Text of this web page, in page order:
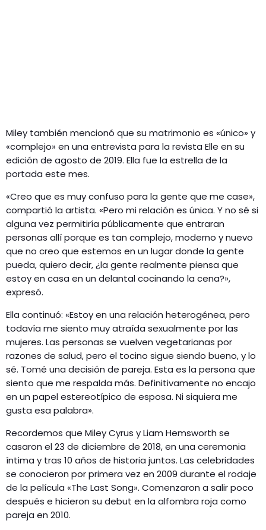
Miley también mencionó que su matrimonio es «único» y
«complejo» en una entrevista para la revista Elle en su
edición de agosto de 2019. Ella fue la estrella de la
portada este mes.
«Creo que es muy confuso para la gente que me case»,
compartió la artista. «Pero mi relación es única. Y no sé si
alguna vez permitiría públicamente que entraran
personas allí porque es tan complejo, moderno y nuevo
que no creo que estemos en un lugar donde la gente
pueda, quiero decir, ¿la gente realmente piensa que
estoy en casa en un delantal cocinando la cena?»,
expresó.
Ella continuó: «Estoy en una relación heterogénea, pero
todavía me siento muy atraída sexualmente por las
mujeres. Las personas se vuelven vegetarianas por
razones de salud, pero el tocino sigue siendo bueno, y lo
sé. Tomé una decisión de pareja. Esta es la persona que
siento que me respalda más. Definitivamente no encajo
en un papel estereotípico de esposa. Ni siquiera me
gusta esa palabra».
Recordemos que Miley Cyrus y Liam Hemsworth se
casaron el 23 de diciembre de 2018, en una ceremonia
íntima y tras 10 años de historia juntos. Las celebridades
se conocieron por primera vez en 2009 durante el rodaje
de la película «The Last Song». Comenzaron a salir poco
después e hicieron su debut en la alfombra roja como
pareja en 2010.